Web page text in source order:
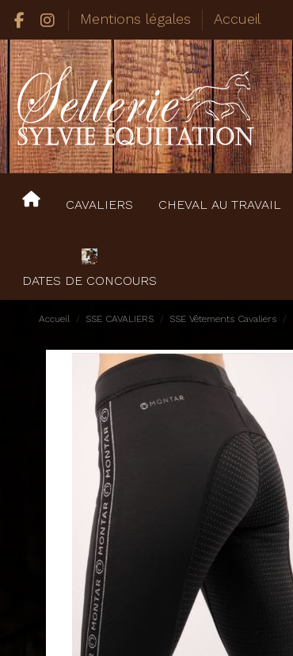
Mentions légales Accueil
CAVALIERS CHEVAL AU TRAVAIL
DATES DE CONCOURS
Accueil SSE CAVALIERS SSE Vêtements Cavaliers